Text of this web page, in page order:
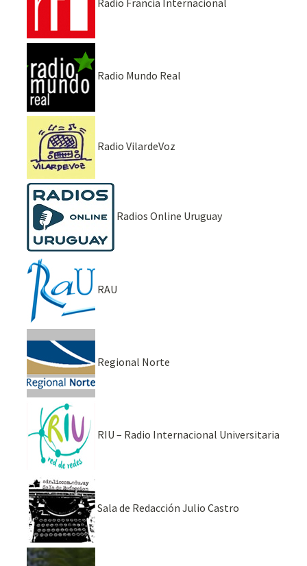
Radio Francia Internacional
Radio Mundo Real
Radio VilardeVoz
Radios Online Uruguay
RAU
Regional Norte
RIU – Radio Internacional Universitaria
Sala de Redacción Julio Castro